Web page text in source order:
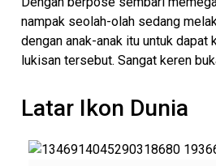
nampak seolah-olah sedang
dengan anak-anak itu untuk dapat
lukisan tersebut. Sangat keren
Latar Ikon Dunia